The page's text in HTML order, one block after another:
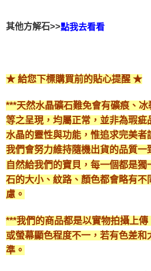
其他方解石>>點我去看看
★ 給您下標購買前的貼心提醒 ★
***天然水晶礦石難免會有礦痕、
等之呈現，均屬正常，並非為瑕疵
水晶的靈性與功能，惟追求完美者
我們會努力維持隨機出貨的品質一
自然給我們的寶貝，每一個都是
石的大小、紋路、顏色都會略有不
慮。
***我們的商品都是以實物拍攝上
或螢幕顯色程度不一，若有色差和
準。